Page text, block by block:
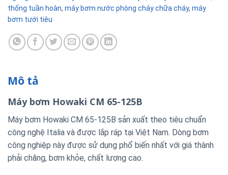
thống tuần hoàn, máy bơm nước phòng cháy chữa cháy, máy
bơm tưới tiêu
Mô tả
Máy bơm Howaki CM 65-125B
Máy bơm Howaki CM 65-125B sản xuất theo tiêu chuẩn
công nghệ Italia và được lắp ráp tại Việt Nam. Dòng bơm
công nghiệp này được sử dụng phổ biến nhất với giá thành
phải chăng, bơm khỏe, chất lượng cao.